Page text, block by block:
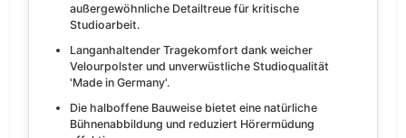
außergewöhnliche Detailtreue für kritische
Studioarbeit.
Langanhaltender Tragekomfort dank weicher
Velourpolster und unverwüstliche Studioqualität
'Made in Germany'.
Die halboffene Bauweise bietet eine natürliche
Bühnenabbildung und reduziert Hörermüdung